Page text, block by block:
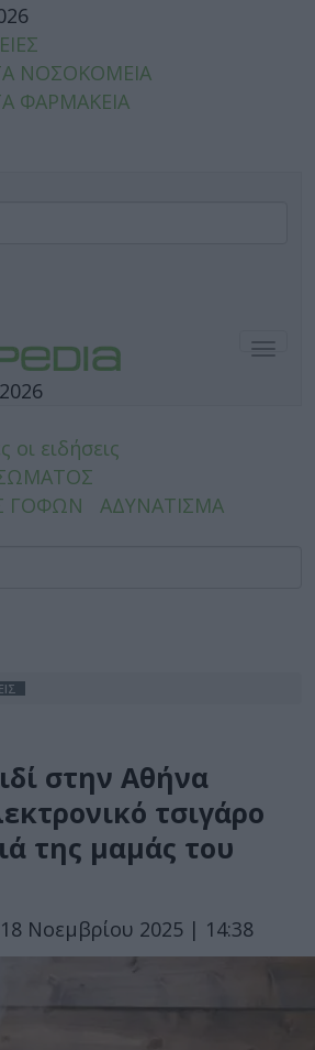
ΝΟΣΟΚΟΜΕΙΑ
ΦΑΡΜΑΚΕΙΑ
οι ειδήσεις
ΓΟΦΩΝ
ΑΔΥΝΑΤΙΣΜΑ
στην Αθήνα
τσιγάρο
της μαμάς του
18 Νοεμβρίου 2025 | 14:38